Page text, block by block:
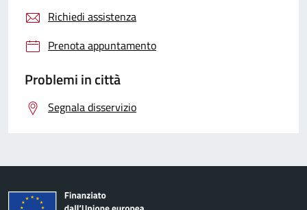
Richiedi assistenza
Prenota appuntamento
Problemi in città
Segnala disservizio